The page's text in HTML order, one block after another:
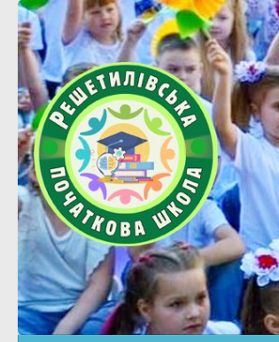
Skip to content